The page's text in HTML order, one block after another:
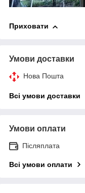
Приховати
Умови доставки
Нова Пошта
Всі умови доставки
Умови оплати
Післяплата
Всі умови оплати